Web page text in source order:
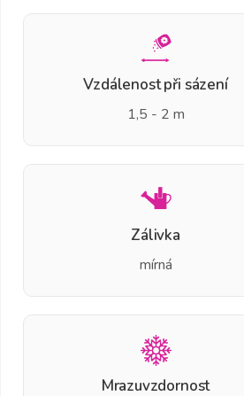
Vzdálenost při sázení
1,5 - 2 m
Zálivka
mírná
Mrazuvzdornost